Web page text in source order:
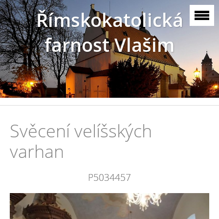
Římskokatolická
farnost Vlašim
Svěcení velíšských
varhan
P5034457